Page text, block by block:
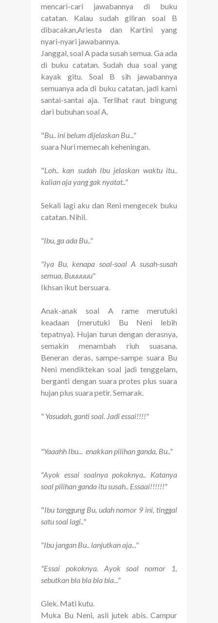
mencari-cari jawabannya di buku
catatan. Kalau sudah giliran soal B
dibacakan,Ariesta dan Kartini yang
nyari-nyari jawabannya.
Janggal, soal A pada susah semua. Ga ada
di buku catatan. Sudah dua soal yang
kayak gitu. Soal B sih jawabannya
semuanya ada di buku catatan, jadi kami
santai-santai aja. Terlihat raut bingung
dari bubuhan soal A.
"Bu.. ini belum dijelaskan Bu..."
suara Nuri memecah keheningan.
"Loh.. kan sudah Ibu jelaskan waktu itu..
kalian aja yang gak nyatat.."
Sekali lagi aku dan Reni mengecek buku
catatan. Nihil.
"Ibu, ga ada Bu.."
"Iya Bu, kenapa soal-soal A susah-susah
semua, Buuuuuu"
Ikhsan ikut bersuara.
Anak-anak soal A rame merutuki
keadaan (merutuki Bu Neni lebih
tepatnya). Hujan turun dengan derasnya,
semakin menambah riuh suasana.
Beneran deras, sampe-sampe suara Bu
Neni mendiktekan soal jadi tenggelam,
berganti dengan suara protes plus suara
hujan plus suara petir. Semarak.
" Yasudah, ganti soal. Jadi essai!!!!"
"Yaaahh Ibu... enakkan pilihan ganda, Bu.."
"Ayok essai soalnya pokoknya.. Katanya
soal pilihan ganda itu susah.. Essaai!!!!!!"
"Ibu tanggung Bu, udah nomor 9 ini, tinggal
satu soal lagi.."
"Ibu jangan Bu.. lanjutkan aja..."
"Essai pokoknya. Ayok soal nomor 1,
sebutkan bla bla bla bla..."
Glek. Mati kutu.
Muka Bu Neni, asli jutek abis. Campur